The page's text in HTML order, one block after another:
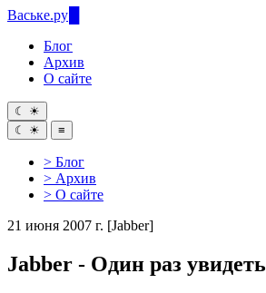
Ваське.ру
Блог
Архив
О сайте
☾
☀
☾
☀ ≡
> Блог
> Архив
> О сайте
21 июня 2007 г. [Jabber]
Jabber - Один раз увидеть